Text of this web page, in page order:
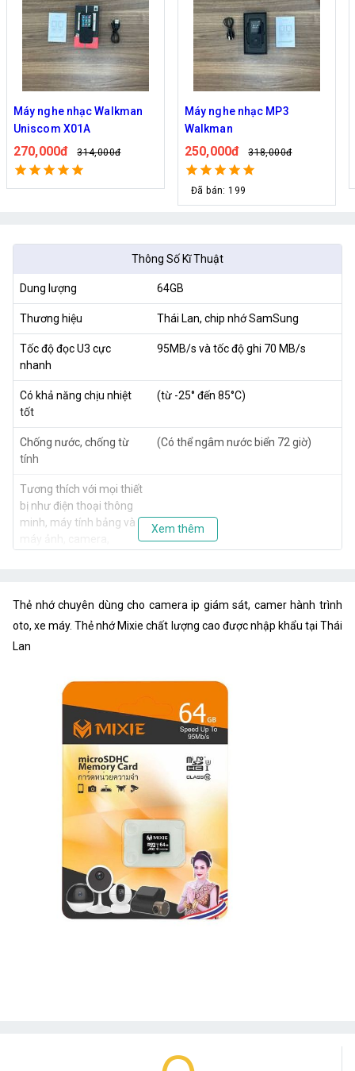
Máy nghe nhạc Walkman
Uniscom X01A
270,000đ 314,000đ
Máy nghe nhạc MP3
Walkman
250,000đ 318,000đ
Đã bán: 199
Thông Số Kĩ Thuật
Dung lượng 64GB
Thương hiệu Thái Lan, chip nhớ SamSung
Tốc độ đọc U3 cực
nhanh
95MB/s và tốc độ ghi 70 MB/s
Có khả năng chịu nhiệt
tốt
(từ -25° đến 85°C)
Chống nước, chống từ
tính
(Có thể ngâm nước biển 72 giờ)
Tương thích với mọi thiết
bị như điện thoại thông
minh, máy tính bảng và
máy ảnh, camera,
phân giải 4K, 2K
Chống tia X-Ray (gây ra
bởi các máy quét X-ray
Xem thêm
Thẻ nhớ chuyên dùng cho camera ip giám sát, camer hành trình
oto, xe máy. Thẻ nhớ Mixie chất lượng cao được nhập khẩu tại Thái
Lan